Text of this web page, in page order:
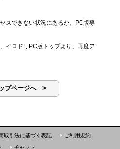
スできない状況にあるか、PC版専
イロドリPC版トップより、再度ア
プページへ >
取引法に基づく表記
ご利用規約
チャット